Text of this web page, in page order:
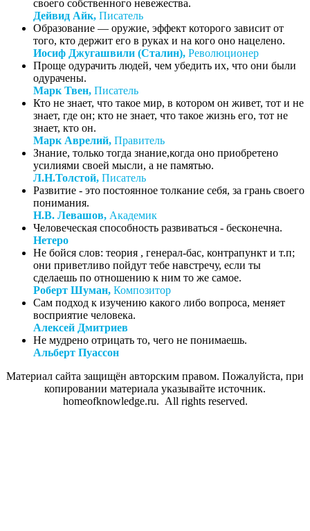
своего собственного невежества.
Дейвид Айк, Писатель
Образование — оружие, эффект которого зависит от
того, кто держит его в руках и на кого оно нацелено.
Иосиф Джугашвили (Сталин), Революционер
Проще одурачить людей, чем убедить их, что они были
одурачены.
Марк Твен, Писатель
Кто не знает, что такое мир, в котором он живет, тот и не
знает, где он; кто не знает, что такое жизнь его, тот не
знает, кто он.
Марк Аврелий, Правитель
Знание, только тогда знание,когда оно приобретено
усилиями своей мысли, а не памятью.
Л.Н.Толстой, Писатель
Развитие - это постоянное толкание себя, за грань своего
понимания.
Н.В. Левашов, Академик
Человеческая способность развиваться - бесконечна.
Нетеро
Не бойся слов: теория , генерал-бас, контрапункт и т.п;
они приветливо пойдут тебе навстречу, если ты
сделаешь по отношению к ним то же самое.
Роберт Шуман, Композитор
Сам подход к изучению какого либо вопроса, меняет
восприятие человека.
Алексей Дмитриев
Не мудрено отрицать то, чего не понимаешь.
Альберт Пуассон
Материал сайта защищён авторским правом. Пожалуйста, при
копировании материала указывайте источник.
homeofknowledge.ru. All rights reserved.